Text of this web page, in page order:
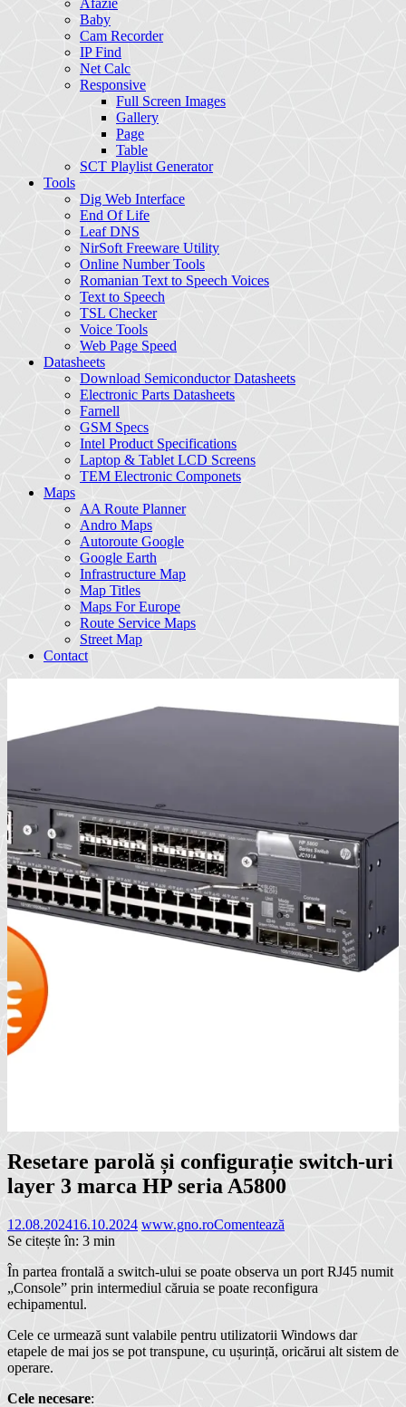
Afazie
Baby
Cam Recorder
IP Find
Net Calc
Responsive
Full Screen Images
Gallery
Page
Table
SCT Playlist Generator
Tools
Dig Web Interface
End Of Life
Leaf DNS
NirSoft Freeware Utility
Online Number Tools
Romanian Text to Speech Voices
Text to Speech
TSL Checker
Voice Tools
Web Page Speed
Datasheets
Download Semiconductor Datasheets
Electronic Parts Datasheets
Farnell
GSM Specs
Intel Product Specifications
Laptop & Tablet LCD Screens
TEM Electronic Componets
Maps
AA Route Planner
Andro Maps
Autoroute Google
Google Earth
Infrastructure Map
Map Titles
Maps For Europe
Route Service Maps
Street Map
Contact
Resetare parolă și configurație switch-uri
layer 3 marca HP seria A5800
12.08.202416.10.2024 www.gno.roComentează
Se citește în: 3 min
În partea frontală a switch-ului se poate observa un port RJ45 numit
„Console” prin intermediul căruia se poate reconfigura
echipamentul.
Cele ce urmează sunt valabile pentru utilizatorii Windows dar
etapele de mai jos se pot transpune, cu ușurință, oricărui alt sistem de
operare.
Cele necesare: